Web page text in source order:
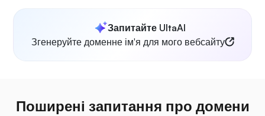
Запитайте UltaAI
Згенеруйте доменне ім'я для мого вебсайту
Поширені запитання про домени